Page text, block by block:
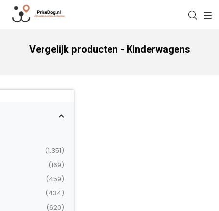
Vergelijk producten - Kinderwagens
(1.351)
(169)
(459)
(434)
(620)